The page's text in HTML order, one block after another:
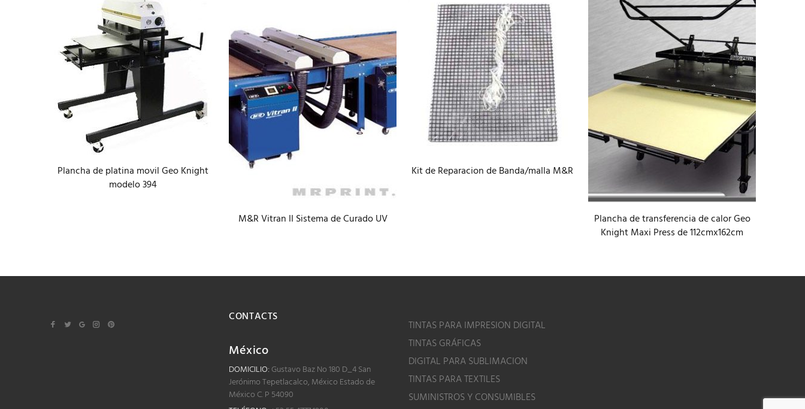
Plancha de platina movil Geo Knight
modelo 394
M&R Vitran II Sistema de Curado UV
Kit de Reparacion de Banda/malla M&R
Plancha de transferencia de calor Geo
Knight Maxi Press de 112cmx162cm
CONTACTS
México
DOMICILIO:Gustavo Baz No 180 D_4 San
Jerónimo Tepetlacalco, México Estado de
México C. P 54090
TINTAS PARA IMPRESION DIGITAL
TINTAS GRÁFICAS
DIGITAL PARA SUBLIMACION
TINTAS PARA TEXTILES
SUMINISTROS Y CONSUMIBLES